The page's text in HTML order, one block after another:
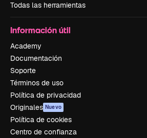
Todas las herramientas
Información útil
Academy
Documentación
Soporte
Términos de uso
Política de privacidad
Originales Nuevo
Política de cookies
Centro de confianza